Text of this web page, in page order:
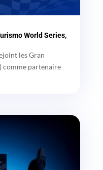
World Series,
les Gran
comme partenaire